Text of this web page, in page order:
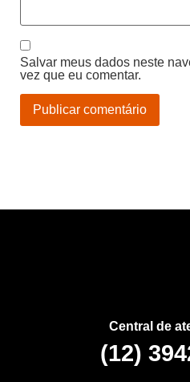
Salvar meus dados neste
vez que eu comentar.
Central de
(12)